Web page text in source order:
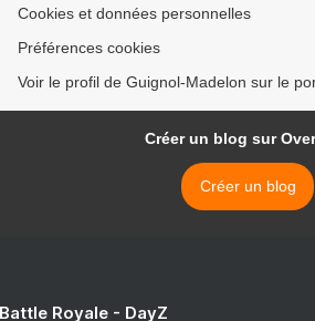
Cookies et données personnelles
Préférences cookies
Voir le profil de Guignol-Madelon sur le
Créer un blog sur
Créer un blog
Royale - DayZ